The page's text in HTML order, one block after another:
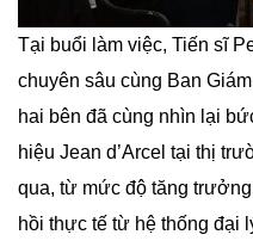
Tại buổi làm việc, Tiến sĩ
chuyên sâu cùng Ban
hai bên đã cùng nhìn lại
hiệu Jean d’Arcel tại thị
qua, từ mức độ tăng
hồi thực tế từ hệ thống đại